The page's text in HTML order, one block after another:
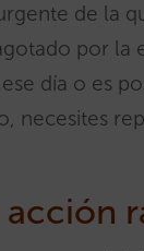
de la
por la
día o es
necesites